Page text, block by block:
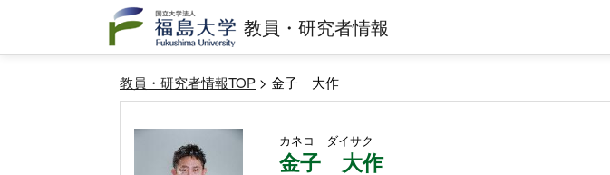
教員・研究者情報
教員・研究者情報TOP > 金子 大作
カネコ ダイサク
金子 大作